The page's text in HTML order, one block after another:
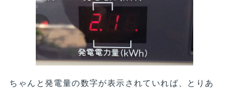
ちゃんと発電量の数字が表示されていれば、とりあ